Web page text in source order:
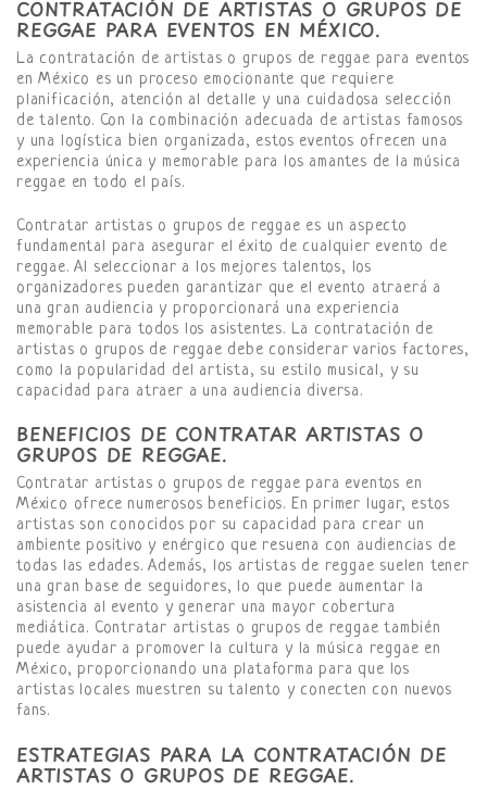
CONTRATACIÓN DE ARTISTAS O GRUPOS DE
REGGAE PARA EVENTOS EN MÉXICO.
La contratación de artistas o grupos de reggae para eventos
en México es un proceso emocionante que requiere
planificación, atención al detalle y una cuidadosa selección
de talento. Con la combinación adecuada de artistas famosos
y una logística bien organizada, estos eventos ofrecen una
experiencia única y memorable para los amantes de la música
reggae en todo el país.
Contratar artistas o grupos de reggae es un aspecto
fundamental para asegurar el éxito de cualquier evento de
reggae. Al seleccionar a los mejores talentos, los
organizadores pueden garantizar que el evento atraerá a
una gran audiencia y proporcionará una experiencia
memorable para todos los asistentes. La contratación de
artistas o grupos de reggae debe considerar varios factores,
como la popularidad del artista, su estilo musical, y su
capacidad para atraer a una audiencia diversa.
BENEFICIOS DE CONTRATAR ARTISTAS O
GRUPOS DE REGGAE.
Contratar artistas o grupos de reggae para eventos en
México ofrece numerosos beneficios. En primer lugar, estos
artistas son conocidos por su capacidad para crear un
ambiente positivo y enérgico que resuena con audiencias de
todas las edades. Además, los artistas de reggae suelen tener
una gran base de seguidores, lo que puede aumentar la
asistencia al evento y generar una mayor cobertura
mediática. Contratar artistas o grupos de reggae también
puede ayudar a promover la cultura y la música reggae en
México, proporcionando una plataforma para que los
artistas locales muestren su talento y conecten con nuevos
fans.
ESTRATEGIAS PARA LA CONTRATACIÓN DE
ARTISTAS O GRUPOS DE REGGAE.